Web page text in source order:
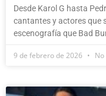
Desde Karol G hasta
cantantes y actores que
escenografía que Bad
9 de febrero de 2026